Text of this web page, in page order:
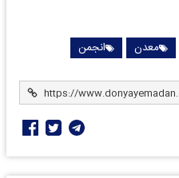
معدن انجمن